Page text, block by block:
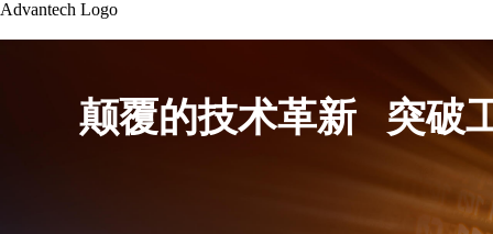
Advantech Logo
颠覆的技术革新 突破